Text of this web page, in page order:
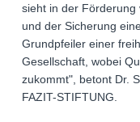
sieht in der Förderung
und der Sicherung
Grundpfeiler einer
Gesellschaft, wobei
zukommt", betont Dr.
FAZIT-STIFTUNG.